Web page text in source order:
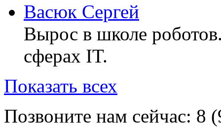
Васюк Сергей
Вырос в школе
сферах IT.
Показать всех
Позвоните нам сейчас: 8